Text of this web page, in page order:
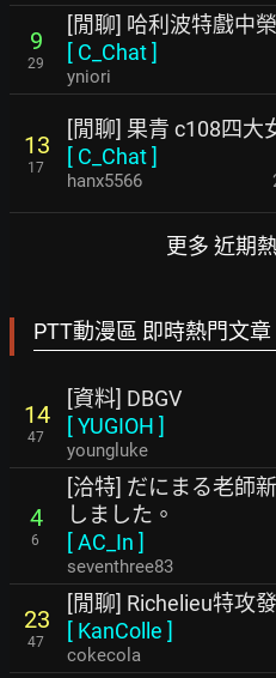
9
29
[閒聊] 哈利波特戲中
[ C_Chat]
yniori
13
17
[閒聊] 果青 c108四大
[ C_Chat]
hanx5566
更多 近期
PTT動漫區 即時熱門文章
14
47
[資料] DBGV
[YUGIOH ]
youngluke
4
6
[洽特] だにまる老師
しました。
[AC_In ]
seventhree83
23
47
[閒聊] Richelieu特攻
[ KanColle ]
cokecola